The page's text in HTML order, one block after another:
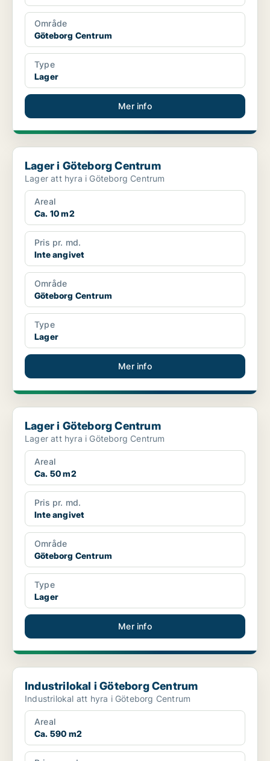
Område
Göteborg Centrum
Type
Lager
Mer info
Lager i Göteborg Centrum
Lager i Göteborg Centrum
Lager att hyra i Göteborg Centrum
Areal
Ca. 10 m2
Pris pr. md.
Inte angivet
Område
Göteborg Centrum
Type
Lager
Mer info
Lager i Göteborg Centrum
Lager i Göteborg Centrum
Lager att hyra i Göteborg Centrum
Areal
Ca. 50 m2
Pris pr. md.
Inte angivet
Område
Göteborg Centrum
Type
Lager
Mer info
Industrilokal i Göteborg Centrum
Industrilokal i Göteborg Centrum
Industrilokal att hyra i Göteborg Centrum
Areal
Ca. 590 m2